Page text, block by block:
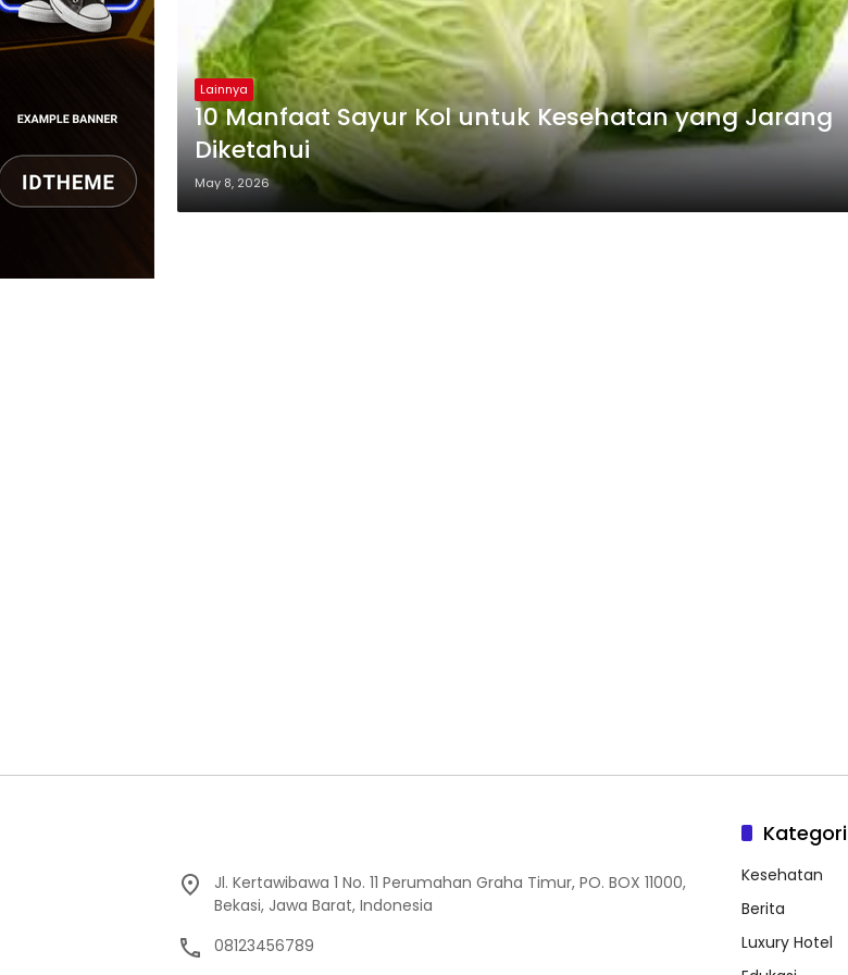
Lainnya
10 Manfaat Sayur Kol untuk Kesehatan yang Jarang
Diketahui
May 8, 2026
Jl. Kertawibawa 1 No. 11 Perumahan Graha Timur, PO. BOX 11000,
Bekasi, Jawa Barat, Indonesia
08123456789
Kategori
Kesehatan
Berita
Luxury Hotel